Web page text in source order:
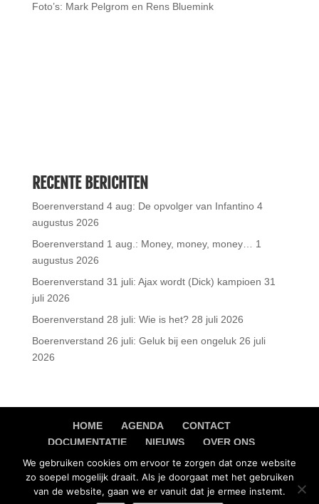
Foto’s: Mark Pelgrom en Rens Bluemink
RECENTE BERICHTEN
Boerenverstand 4 aug: De opvolger van Infantino 4
augustus 2026
Boerenverstand 1 aug.: Money, money, money… 1
augustus 2026
Boerenverstand 31 juli: Ajax wordt (Dick) kampioen 31
juli 2026
Boerenverstand 28 juli: Wie is het? 28 juli 2026
Boerenverstand 26 juli: Geluk bij een ongeluk 26 juli
2026
HOME AGENDA
CONTACT
DOCUMENTATIE
NIEUWS
OVER ONS
PRIVACY VERKLARING
Copyright 2018 DSV E.O. All Rights Reserved. Powered
We gebruiken cookies om ervoor te zorgen dat onze website
zo soepel mogelijk draait. Als je doorgaat met het gebruiken
van de website, gaan we er vanuit dat je ermee instemt.